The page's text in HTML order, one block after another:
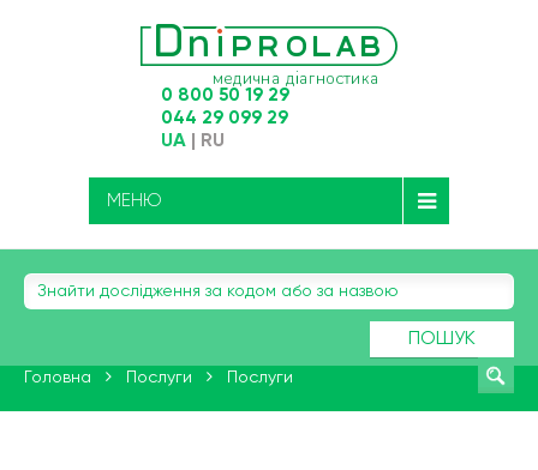
0 800 50 19 29
044 29 099 29
UA RU
МЕНЮ
ПОШУК
Головна Послуги Послуги